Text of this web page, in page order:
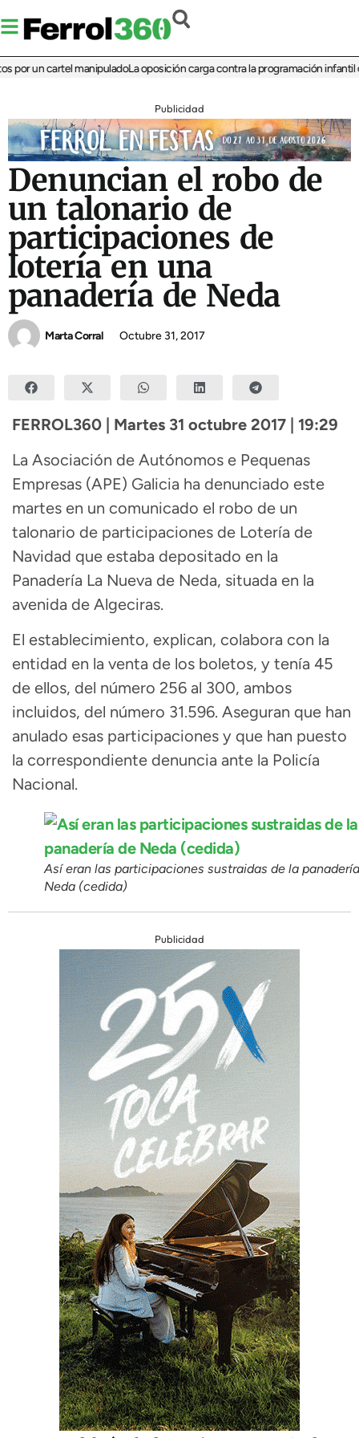
un cartel manipuladoLa oposición carga contra la programación infantil de
Publicidad
Denuncian el robo de
un talonario de
participaciones de
lotería en una
panadería de Neda
Marta Corral Octubre 31, 2017
FERROL360 | Martes 31 octubre 2017 | 19:29
La Asociación de Autónomos e Pequenas
Empresas (APE) Galicia ha denunciado este
martes en un comunicado el robo de un
talonario de participaciones de Lotería de
Navidad que estaba depositado en la
Panadería La Nueva de Neda, situada en la
avenida de Algeciras.
El establecimiento, explican, colabora con la
entidad en la venta de los boletos, y tenía 45
de ellos, del número 256 al 300, ambos
incluidos, del número 31.596. Aseguran que han
anulado esas participaciones y que han puesto
la correspondiente denuncia ante la Policía
Nacional.
Así eran las participaciones sustraidas de la
Neda (cedida)
Publicidad